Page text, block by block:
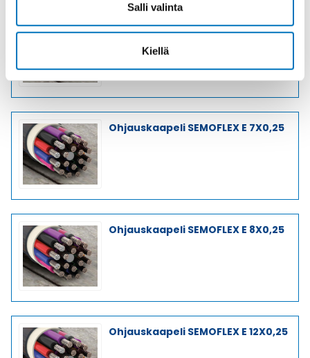
Salli valinta
Kiellä
Ohjauskaapeli SEMOFLEX E 6X0,25
Ohjauskaapeli SEMOFLEX E 7X0,25
Ohjauskaapeli SEMOFLEX E 8X0,25
Ohjauskaapeli SEMOFLEX E 12X0,25